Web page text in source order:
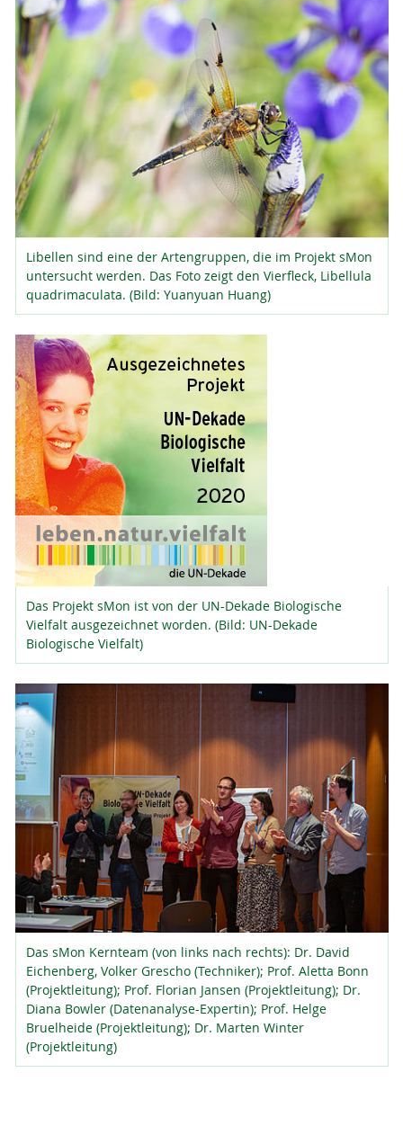
Libellen sind eine der Artengruppen, die im Projekt sMon
untersucht werden. Das Foto zeigt den Vierfleck, Libellula
quadrimaculata. (Bild: Yuanyuan Huang)
Das Projekt sMon ist von der UN-Dekade Biologische
Vielfalt ausgezeichnet worden. (Bild: UN-Dekade
Biologische Vielfalt)
Das sMon Kernteam (von links nach rechts): Dr. David
Eichenberg, Volker Grescho (Techniker); Prof. Aletta Bonn
(Projektleitung); Prof. Florian Jansen (Projektleitung); Dr.
Diana Bowler (Datenanalyse-Expertin); Prof. Helge
Bruelheide (Projektleitung); Dr. Marten Winter
(Projektleitung)